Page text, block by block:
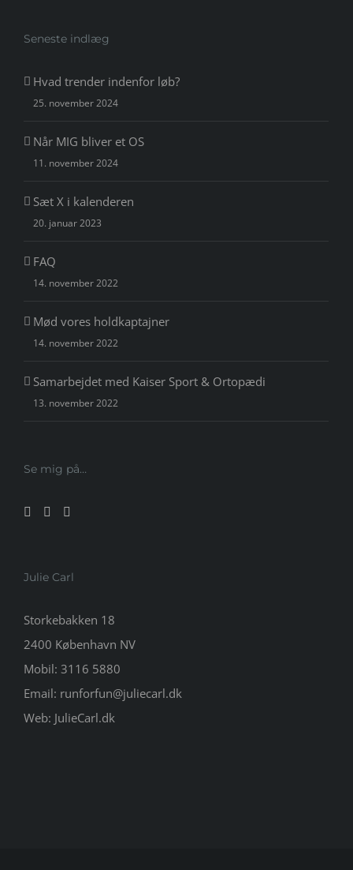
Seneste indlæg
Hvad trender indenfor løb?
25. november 2024
Når MIG bliver et OS
11. november 2024
Sæt X i kalenderen
20. januar 2023
FAQ
14. november 2022
Mød vores holdkaptajner
14. november 2022
Samarbejdet med Kaiser Sport & Ortopædi
13. november 2022
Se mig på…
Julie Carl
Storkebakken 18
2400 København NV
Mobil: 3116 5880
Email: runforfun@juliecarl.dk
Web: JulieCarl.dk